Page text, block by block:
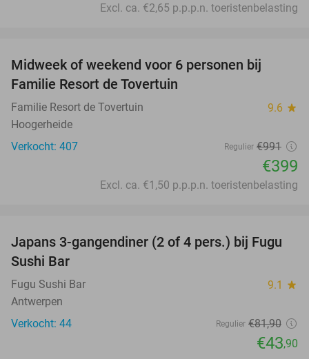
Excl. ca. €2,65 p.p.p.n. toeristenbelasting
Midweek of weekend voor 6 personen bij
Familie Resort de Tovertuin
Familie Resort de Tovertuin 9.6 star
Hoogerheide
Verkocht: 407
Regulier €991
€399
Excl. ca. €1,50 p.p.p.n. toeristenbelasting
46%
Japans 3-gangendiner (2 of 4 pers.) bij Fugu
Sushi Bar
Fugu Sushi Bar 9.1 star
Antwerpen
Verkocht: 44
Regulier €81,90
€43,90